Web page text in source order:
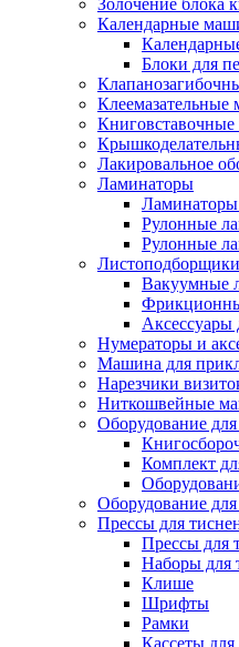
Календарные
Блоки для
Лакировальное
Ламинаторы
Рулонные
Рулонные
Листоподборщики
Вакуумные
Аксессуары
Нумераторы и
Машина для
Нарезчики
Ниткошвейные
Оборудование
Комплект
Оборудование
Прессы для
Прессы для
Наборы для
Клише
Шрифты
Рамки
Кассеты